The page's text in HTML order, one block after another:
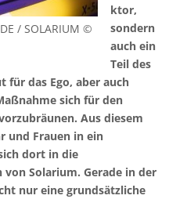
/ SOLARIUM ©
ktor,
sondern
auch ein
Teil des
für das Ego, aber auch
sich für den
Aus diesem
und Frauen in ein
dort in die
Solarium. Gerade in der
nur eine grundsätzliche